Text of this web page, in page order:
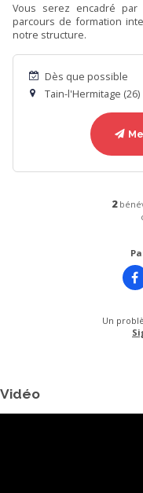
Vous serez encadré
parcours de formation
notre structure.
Dès que possible
Tain-l'Hermitage (26)
2
Un
Vidéo